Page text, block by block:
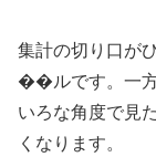
集計の切り口が
��ルです。一方
いろな角度で見
くなります。